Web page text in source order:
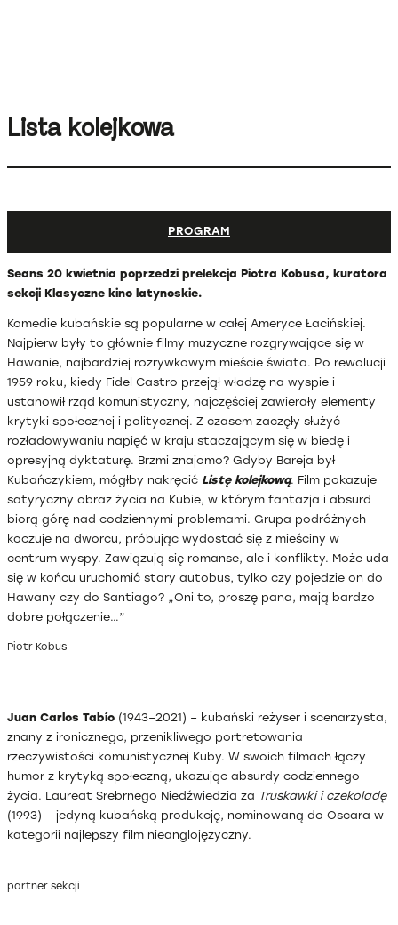
Lista kolejkowa
PROGRAM
Seans 20 kwietnia poprzedzi prelekcja Piotra Kobusa, kuratora
sekcji Klasyczne kino latynoskie.
Komedie kubańskie są popularne w całej Ameryce Łacińskiej.
Najpierw były to głównie filmy muzyczne rozgrywające się w
Hawanie, najbardziej rozrywkowym mieście świata. Po rewolucji
1959 roku, kiedy Fidel Castro przejął władzę na wyspie i
ustanowił rząd komunistyczny, najczęściej zawierały elementy
krytyki społecznej i politycznej. Z czasem zaczęły służyć
rozładowywaniu napięć w kraju staczającym się w biedę i
opresyjną dyktaturę. Brzmi znajomo? Gdyby Bareja był
Kubańczykiem, mógłby nakręcić Listę kolejkową. Film pokazuje
satyryczny obraz życia na Kubie, w którym fantazja i absurd
biorą górę nad codziennymi problemami. Grupa podróżnych
koczuje na dworcu, próbując wydostać się z mieściny w
centrum wyspy. Zawiązują się romanse, ale i konflikty. Może uda
się w końcu uruchomić stary autobus, tylko czy pojedzie on do
Hawany czy do Santiago? „Oni to, proszę pana, mają bardzo
dobre połączenie…”
Piotr Kobus
Juan Carlos Tabío (1943–2021) – kubański reżyser i scenarzysta,
znany z ironicznego, przenikliwego portretowania
rzeczywistości komunistycznej Kuby. W swoich filmach łączy
humor z krytyką społeczną, ukazując absurdy codziennego
życia. Laureat Srebrnego Niedźwiedzia za Truskawki i czekoladę
(1993) – jedyną kubańską produkcję, nominowaną do Oscara w
kategorii najlepszy film nieanglojęzyczny.
partner sekcji